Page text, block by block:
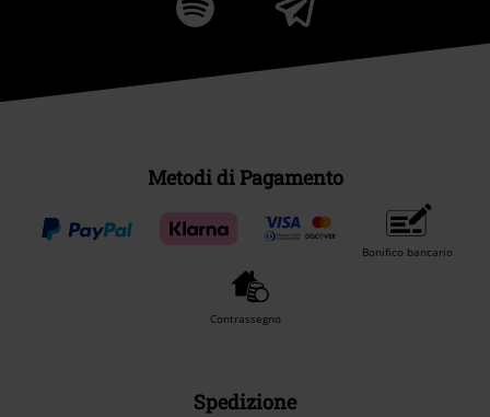
Metodi di Pagamento
Bonifico bancario
Contrassegno
Spedizione